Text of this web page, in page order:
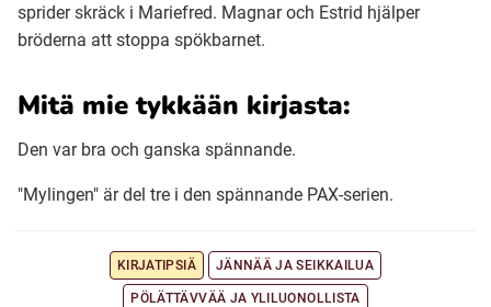
sprider skräck i Mariefred. Magnar och Estrid hjälper
bröderna att stoppa spökbarnet.
Mitä mie tykkään kirjasta:
Den var bra och ganska spännande.
"Mylingen" är del tre i den spännande PAX-serien.
KIRJATIPSIÄ JÄNNÄÄ JA SEIKKAILUA
PÖLÄTTÄVVÄÄ JA YLILUONOLLISTA